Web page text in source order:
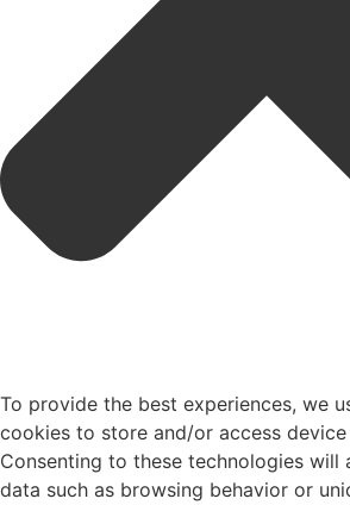
To provide the best experiences, we
cookies to store and/or access
Consenting to these technologies will
data such as browsing behavior or